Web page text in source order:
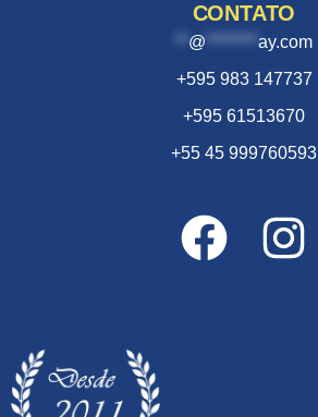
CONTATO
@ ******** ay.com
+595 983 147737
+595 61513670
+55 45 999760593